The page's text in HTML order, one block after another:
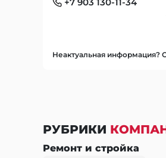
Неактуальная информация?
РУБРИКИ
Ремонт и стройка